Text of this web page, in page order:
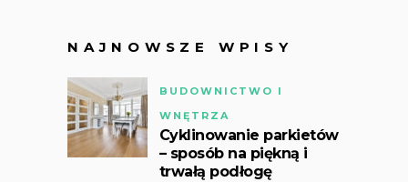
NAJNOWSZE WPISY
BUDOWNICTWO I
WNĘTRZA
Cyklinowanie parkietów
– sposób na piękną i
trwałą podłogę